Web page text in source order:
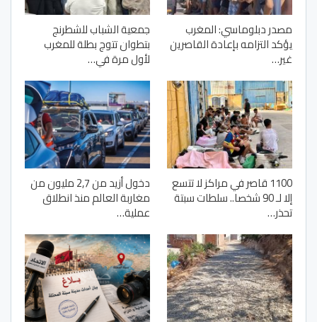
مصدر دبلوماسي: المغرب
يؤكد التزامه بإعادة القاصرين
غير…
جمعية الشباب للشطرنج
بتطوان تتوج بطلة للمغرب
لأول مرة في…
1100 قاصر في مراكز لا تتسع
إلا لـ 90 شخصا.. سلطات سبتة
تحذر…
دخول أزيد من 2,7 مليون من
مغاربة العالم منذ انطلاق
عملية…